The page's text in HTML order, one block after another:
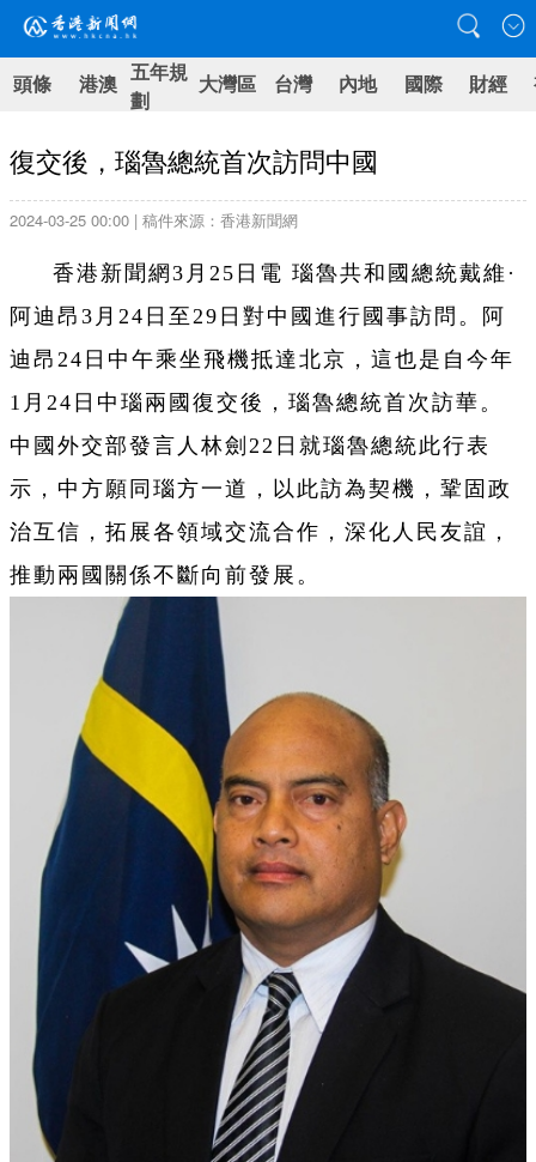
頭條 港澳 五年規
劃
大灣區 台灣 內地 國際 財經
復交後，瑙魯總統首次訪問中國
2024-03-25 00:00 | 稿件來源：香港新聞網
香港新聞網3月25日電 瑙魯共和國總統戴維·
阿迪昂3月24日至29日對中國進行國事訪問。阿
迪昂24日中午乘坐飛機抵達北京，這也是自今年
1月24日中瑙兩國復交後，瑙魯總統首次訪華。
中國外交部發言人林劍22日就瑙魯總統此行表
示，中方願同瑙方一道，以此訪為契機，鞏固政
治互信，拓展各領域交流合作，深化人民友誼，
推動兩國關係不斷向前發展。